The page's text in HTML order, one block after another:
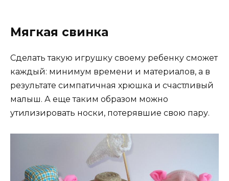
Мягкая свинка
Сделать такую игрушку своему ребенку сможет
каждый: минимум времени и материалов, а в
результате симпатичная хрюшка и счастливый
малыш. А еще таким образом можно
утилизировать носки, потерявшие свою пару.